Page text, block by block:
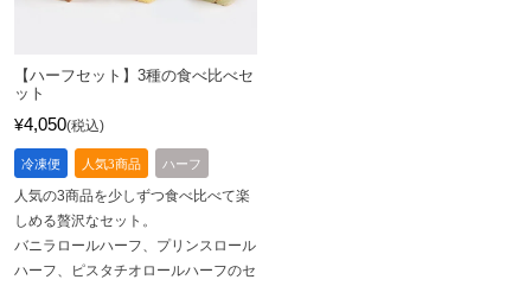
【ハーフセット】3種の食べ比べセ
ット
¥4,050 税込
冷凍便 人気3商品 ハーフ
人気の3商品を少しずつ食べ比べて楽
しめる贅沢なセット。
バニラロールハーフ、プリンスロール
ハーフ、ピスタチオロールハーフのセ